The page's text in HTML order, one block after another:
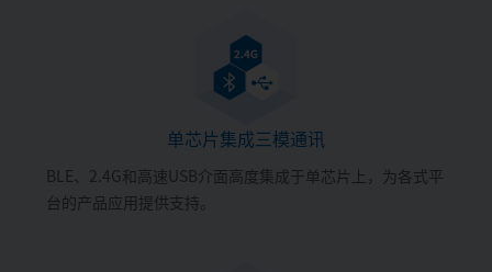
单芯片集成三模通讯
BLE、2.4G和高速USB介面高度集成于单芯片上，为各式平
台的产品应用提供支持。